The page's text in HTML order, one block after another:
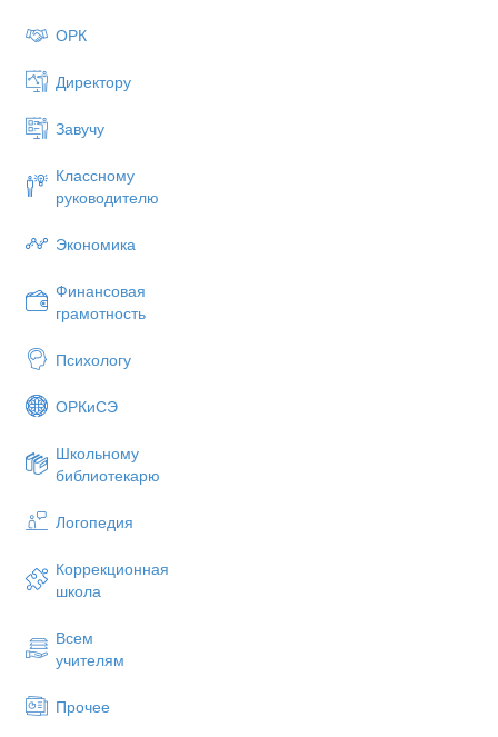
ОРК
Директору
Завучу
Классному
руководителю
Экономика
Финансовая
грамотность
Психологу
ОРКиСЭ
Школьному
библиотекарю
Логопедия
Коррекционная
школа
Всем
учителям
Прочее